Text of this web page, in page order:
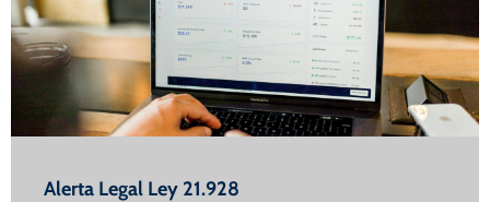
Alerta Legal Ley 21.928